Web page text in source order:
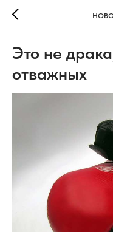
Это не
отважных